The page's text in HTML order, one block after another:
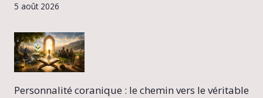
5 août 2026
Personnalité coranique : le chemin vers le véritable